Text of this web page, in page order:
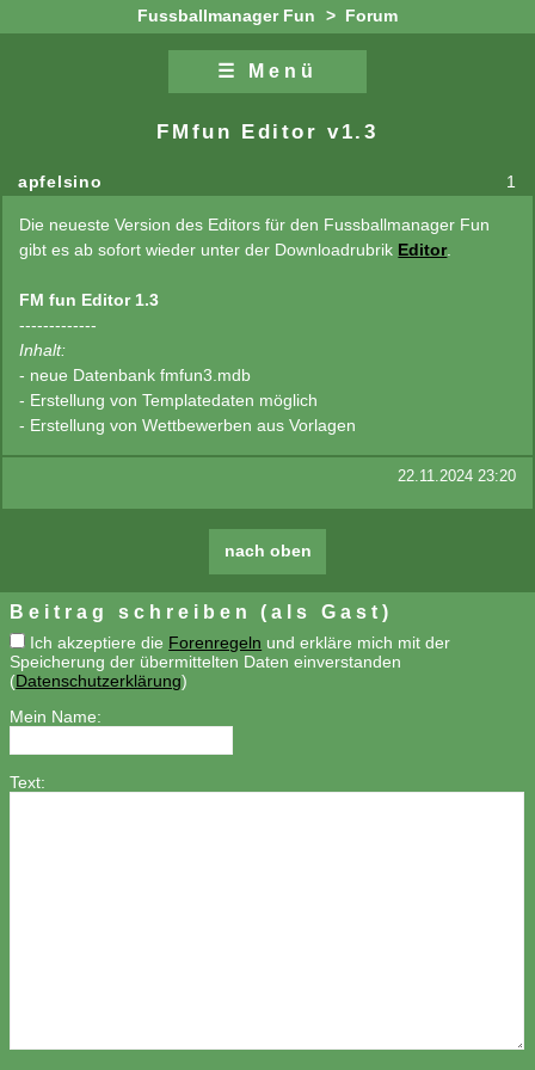
Fussballmanager Fun > Forum
☰ Menü
FMfun Editor v1.3
1
apfelsino
Die neueste Version des Editors für den Fussballmanager Fun
gibt es ab sofort wieder unter der Downloadrubrik Editor.
FM fun Editor 1.3
-------------
Inhalt:
- neue Datenbank fmfun3.mdb
- Erstellung von Templatedaten möglich
- Erstellung von Wettbewerben aus Vorlagen
22.11.2024 23:20
nach oben
Beitrag schreiben (als Gast)
Ich akzeptiere die Forenregeln und erkläre mich mit der
Speicherung der übermittelten Daten einverstanden
(Datenschutzerklärung)
Mein Name:
Text: